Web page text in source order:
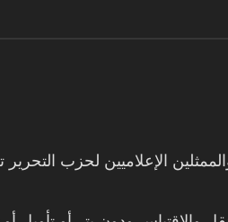
الإعلاميين لحزب